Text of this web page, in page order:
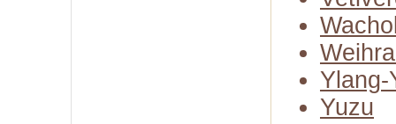
Ylang-
Yuzu